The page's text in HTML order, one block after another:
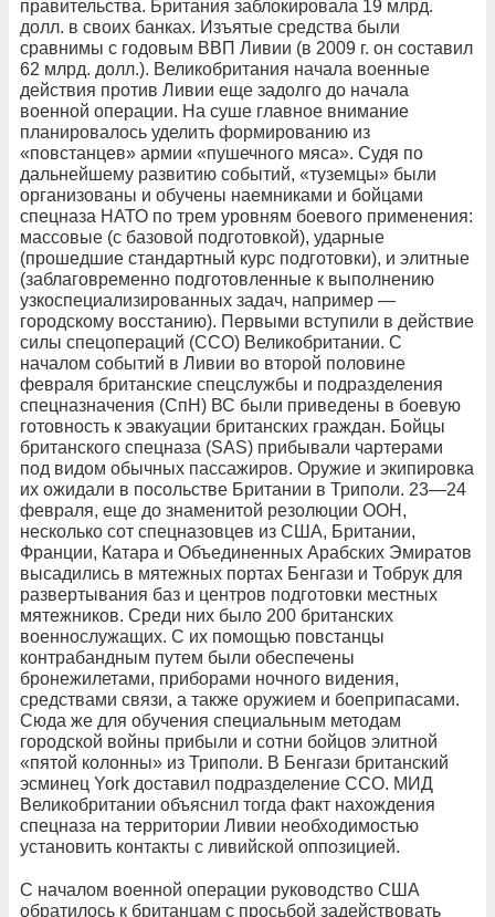
правительства. Британия заблокировала 19 млрд.
долл. в своих банках. Изъятые средства были
сравнимы с годовым ВВП Ливии (в 2009 г. он составил
62 млрд. долл.). Великобритания начала военные
действия против Ливии еще задолго до начала
военной операции. На суше главное внимание
планировалось уделить формированию из
«повстанцев» армии «пушечного мяса». Судя по
дальнейшему развитию событий, «туземцы» были
организованы и обучены наемниками и бойцами
спецназа НАТО по трем уровням боевого применения:
массовые (с базовой подготовкой), ударные
(прошедшие стандартный курс подготовки), и элитные
(заблаговременно подготовленные к выполнению
узкоспециализированных задач, например —
городскому восстанию). Первыми вступили в действие
силы спецопераций (ССО) Великобритании. С
началом событий в Ливии во второй половине
февраля британские спецслужбы и подразделения
спецназначения (СпН) ВС были приведены в боевую
готовность к эвакуации британских граждан. Бойцы
британского спецназа (SAS) прибывали чартерами
под видом обычных пассажиров. Оружие и экипировка
их ожидали в посольстве Британии в Триполи. 23—24
февраля, еще до знаменитой резолюции ООН,
несколько сот спецназовцев из США, Британии,
Франции, Катара и Объединенных Арабских Эмиратов
высадились в мятежных портах Бенгази и Тобрук для
развертывания баз и центров подготовки местных
мятежников. Среди них было 200 британских
военнослужащих. С их помощью повстанцы
контрабандным путем были обеспечены
бронежилетами, приборами ночного видения,
средствами связи, а также оружием и боеприпасами.
Сюда же для обучения специальным методам
городской войны прибыли и сотни бойцов элитной
«пятой колонны» из Триполи. В Бенгази британский
эсминец York доставил подразделение ССО. МИД
Великобритании объяснил тогда факт нахождения
спецназа на территории Ливии необходимостью
установить контакты с ливийской оппозицией.
С началом военной операции руководство США
обратилось к британцам с просьбой задействовать